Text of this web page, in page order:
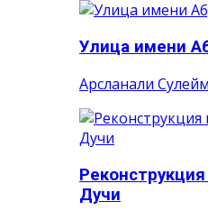
Улица имени
Арсланали
Дучи